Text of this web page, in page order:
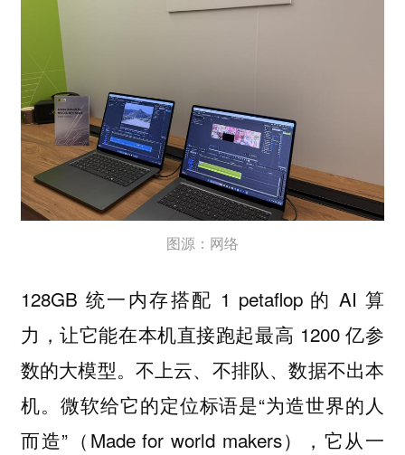
图源：网络
128GB 统一内存搭配 1 petaflop 的 AI 算
力，让它能在本机直接跑起最高 1200 亿参
数的大模型。不上云、不排队、数据不出本
机。微软给它的定位标语是“为造世界的人
而造”（Made for world makers），它从一